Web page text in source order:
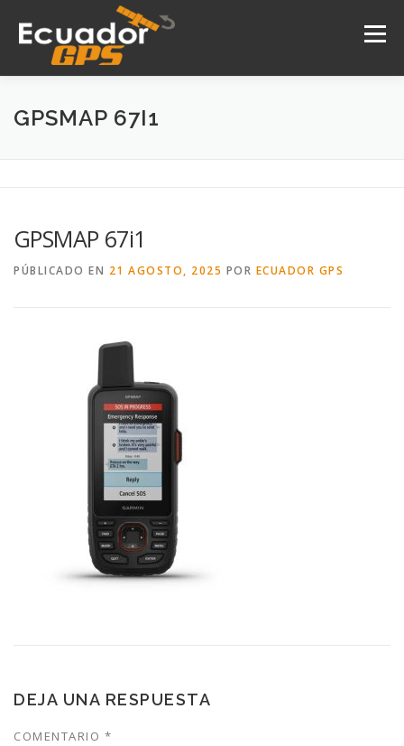
contenido
Menú
INICIO NOSOTROS
GPSMAP 67I1
GPSMAP 67i1
PÚBLICADO EN 21 AGOSTO, 2025 POR ECUADOR GPS
DEJA UNA RESPUESTA
COMENTARIO *